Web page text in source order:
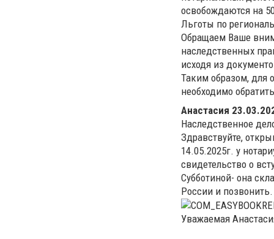
освобождаются на
Льготы по
Обращаем Ваше
наследственных
исходя из
Таким образом, для
необходимо
Анастасия
Наследственное
Здравствуйте,
14.05.2025г. у
свидетельство о
Субботиной- она
России и
Уважаемая